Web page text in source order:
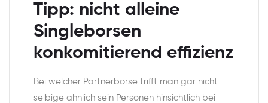
Tipp: nicht alleine
Singleborsen
konkomitierend effizienz
Bei welcher Partnerborse trifft man gar nicht
selbige ahnlich sein Personen hinsichtlich bei